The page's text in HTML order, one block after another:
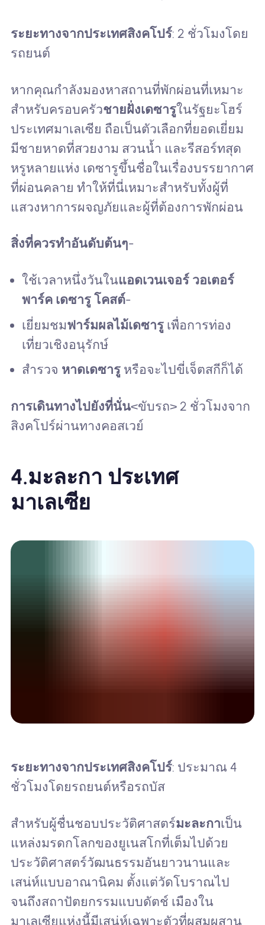
ระยะทางจากประเทศสิงคโปร์: 2 ชั่วโมงโดย
รถยนต์
หากคุณกำลังมองหาสถานที่พักผ่อนที่เหมาะ
สำหรับครอบครัวชายฝั่งเดซารูในรัฐยะโฮร์
ประเทศมาเลเซีย ถือเป็นตัวเลือกที่ยอดเยี่ยม
มีชายหาดที่สวยงาม สวนน้ำ และรีสอร์ทสุด
หรูหลายแห่ง เดซารูขึ้นชื่อในเรื่องบรรยากาศ
ที่ผ่อนคลาย ทำให้ที่นี่เหมาะสำหรับทั้งผู้ที่
แสวงหาการผจญภัยและผู้ที่ต้องการพักผ่อน
สิ่งที่ควรทำอันดับต้นๆ-
ใช้เวลาหนึ่งวันในแอดเวนเจอร์ วอเตอร์
พาร์ค เดซารู โคสต์-
เยี่ยมชมฟาร์มผลไม้เดซารู เพื่อการท่อง
เที่ยวเชิงอนุรักษ์
สำรวจ หาดเดซารู หรือจะไปขี่เจ็ตสกีก็ได้
การเดินทางไปยังที่นั่น<ขับรถ> 2 ชั่วโมงจาก
สิงคโปร์ผ่านทางคอสเวย์
4.มะละกา ประเทศ
มาเลเซีย
ระยะทางจากประเทศสิงคโปร์: ประมาณ 4
ชั่วโมงโดยรถยนต์หรือรถบัส
สำหรับผู้ชื่นชอบประวัติศาสตร์มะละกาเป็น
แหล่งมรดกโลกของยูเนสโกที่เต็มไปด้วย
ประวัติศาสตร์วัฒนธรรมอันยาวนานและ
เสน่ห์แบบอาณานิคม ตั้งแต่วัดโบราณไป
จนถึงสถาปัตยกรรมแบบดัตช์ เมืองใน
มาเลเซียแห่งนี้มีเสน่ห์เฉพาะตัวที่ผสมผสาน